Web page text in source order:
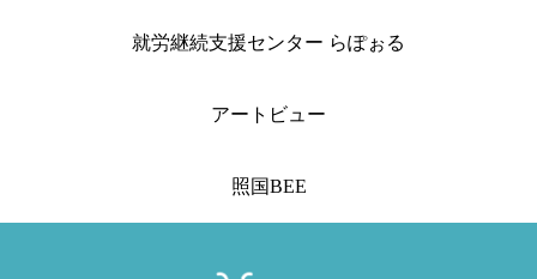
就労継続支援センター らぽぉる
アートビュー
照国BEE